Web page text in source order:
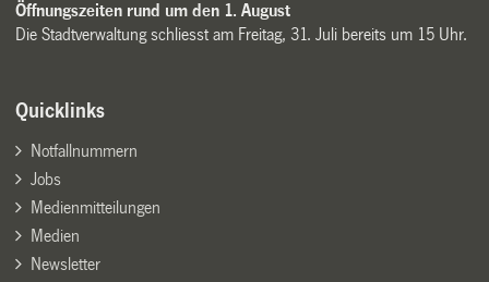
Öffnungszeiten rund um den 1. August
Die Stadtverwaltung schliesst am Freitag, 31. Juli bereits um 15 Uhr.
Quicklinks
Notfallnummern
Jobs
Medienmitteilungen
Medien
Newsletter